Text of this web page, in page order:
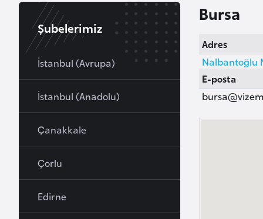
Bursa
Adres
Nalbantoğlu
E-posta
Şubelerimiz
İstanbul (Avrupa)
İstanbul (Anadolu)
Çanakkale
Çorlu
Edirne
A
u
s
t
y
z